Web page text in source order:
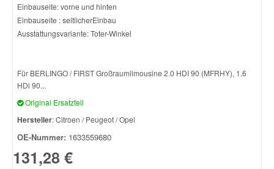
Einbauseite: vorne und hinten
Einbauseite : seitlicherEinbau
Ausstattungsvariante: Toter-Winkel
Für BERLINGO / FIRST Großraumlimousine 2.0 HDI 90 (MFRHY), 1.6
HDi 90...
Original Ersatzteil
Hersteller: Citroen / Peugeot / Opel
OE-Nummer: 1633559680
131,28 €